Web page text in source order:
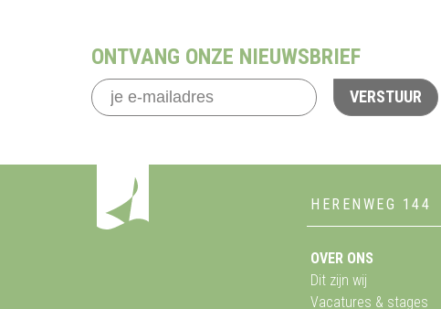
ONTVANG ONZE NIEUWSBRIEF
VERSTUUR
HERENWEG 144
OVER ONS
Dit zijn wij
Vacatures & stages